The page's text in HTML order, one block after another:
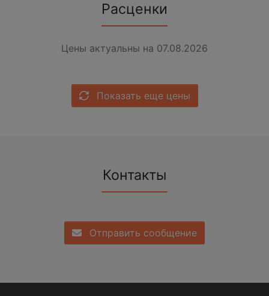
Расценки
Цены актуальны на 07.08.2026
Показать еще цены
Контакты
Отправить сообщение